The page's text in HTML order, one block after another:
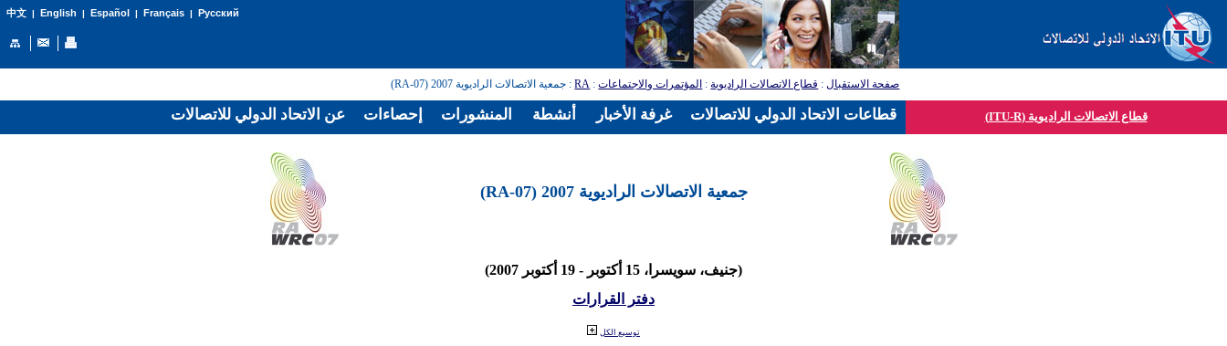
中文| English | Español | Français| Русский
صفحة الاستقبال: قطاع الاتصالات الراديوية: المؤتمرات والاجتماعات:
RA: جمعية الاتصالات الراديوية 2007 (RA-07)
قطاع الاتصالات الراديوية (ITU-R)
جمعية الاتصالات الراديوية 2007 (RA-07)
(جنيف، سويسرا، 15 أكتوبر - 19 أكتوبر 2007)
دفتر القرارات
توسيع الكل
عن الاتحاد الدولي للاتصالات إحصاءات المنشورات أنشطة غرفة الأخبار قطاعات الاتحاد الدولي للاتصالات